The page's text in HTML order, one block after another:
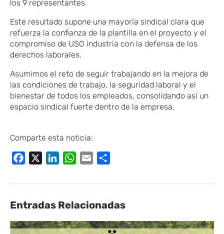
los 9 representantes.
Este resultado supone una mayoría sindical clara que
refuerza la confianza de la plantilla en el proyecto y el
compromiso de USO ​industria con la defensa de los
derechos laborales.
​Asumimos el reto de seguir trabajando en la mejora de
las condiciones de trabajo, la seguridad laboral y el
bienestar de todos los empleados, consolidando así un
espacio sindical fuerte dentro de la empresa.
Comparte esta noticia:
Facebook LinkedInWhatsApp
Email
Entradas Relacionadas